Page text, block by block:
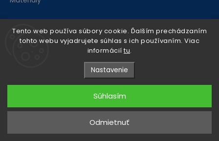
Tento web používa súbory cookie. Ďalším prechádzaním
tohto webu vyjadrujete súhlas s ich používaním. Viac
informácií tu.
Nastavenie
Odmietnuť
Súhlasím
Copyright 2026matraCentrum. Všetky práva vyhradené.
Grafický návrh vytvořil a nakódoval